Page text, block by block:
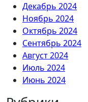
Декабрь 2024
Ноябрь 2024
Октябрь 2024
Сентябрь 2024
Август 2024
Июль 2024
Июнь 2024